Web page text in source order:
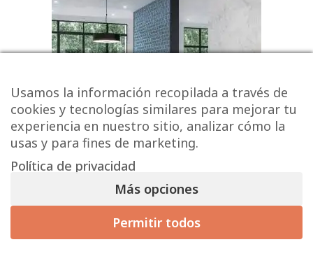
Serie GALANA
Usamos la información recopilada a través de
cookies y tecnologías similares para mejorar tu
experiencia en nuestro sitio, analizar cómo la
usas y para fines de marketing.
Política de privacidad
Más opciones
Permitir todos